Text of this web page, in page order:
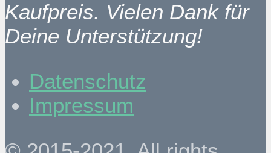
Kaufpreis. Vielen Dank für
Deine Unterstützung!
Datenschutz
Impressum